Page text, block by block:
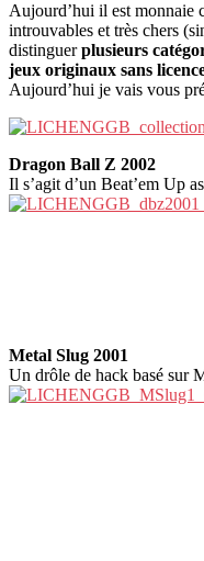
Aujourd’hui il est monnaie
introuvables et très chers
distinguerplusieurs
jeux originaux sans
Aujourd’hui je vais vous
Dragon Ball Z 2002
Il s’agit d’un Beat’em Up
Metal Slug 2001
Un drôle de hack basé sur